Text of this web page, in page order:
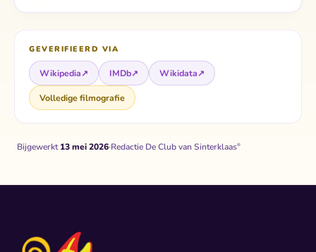
GEVERIFIEERD VIA
Wikipedia↗ IMDb↗ Wikidata↗
Volledige filmografie
Bijgewerkt13 mei 2026·Redactie De Club van Sinterklaas®